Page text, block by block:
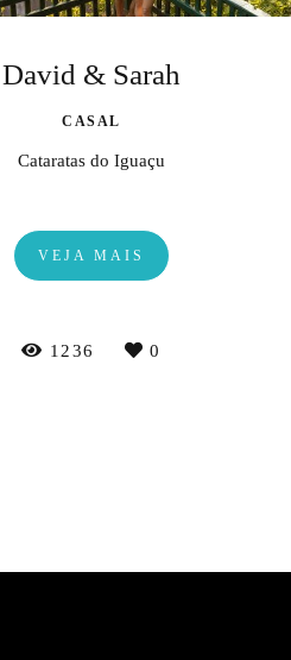
David & Sarah
CASAL
Cataratas do Iguaçu
VEJA MAIS
1236 0